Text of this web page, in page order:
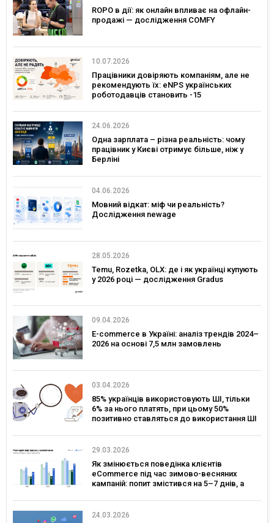
ROPO в дії: як онлайн впливає на офлайн-
продажі — дослідження COMFY
10.07.2026
Працівники довіряють компаніям, але не
рекомендують їх: eNPS українських
роботодавців становить -15
24.06.2026
Одна зарплата – різна реальність: чому
працівник у Києві отримує більше, ніж у
Берліні
04.06.2026
Мовний відкат: міф чи реальність?
Дослідження newage
28.05.2026
Temu, Rozetka, OLX: де і як українці купують
у 2026 році — дослідження Gradus
09.04.2026
E-commerce в Україні: аналіз трендів 2024–
2026 на основі 7,5 млн замовлень
03.04.2026
85% українців використовують ШІ, тільки
6% за нього платять, при цьому 50%
позитивно ставляться до використання ШІ
29.03.2026
Як змінюється поведінка клієнтів
eCommerce під час зимово-весняних
кампаній: попит змістився на 5–7 днів, а
четвер — дослідження eSputnik та Inweb
24.03.2026